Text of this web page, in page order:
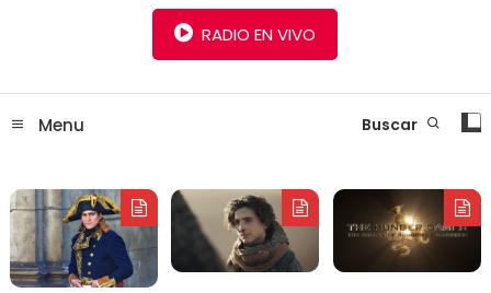
RADIO EN VIVO
Menu Buscar